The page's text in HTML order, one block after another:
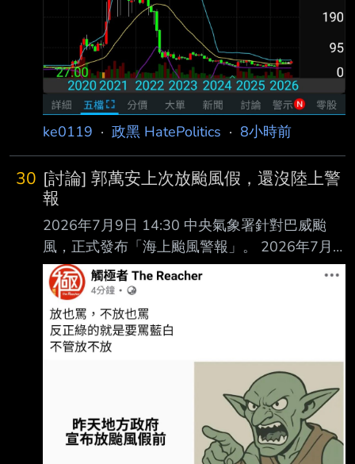
ke0119 · 政黑 HatePolitics · 8小時前
30 [討論] 郭萬安上次放颱風假，還沒陸上警
報
2026年7月9日 14:30 中央氣象署針對巴威颱
風，正式發布「海上颱風警報」。 2026年7月9
日 20:00 郭萬安經「北北基桃」四市既有平台討
論達成共識後，正式宣布 7 月 10 日「停止上班
上課」。 2026年7月10日 02:30 隨著颱風暴風
圈逼近台灣陸地，中央氣象署進一步發布「海上
陸上颱風警報」。 咦？蔭偉是不是沒有給出正
確的講稿 郭萬安這次推給中央沒發佈陸上警